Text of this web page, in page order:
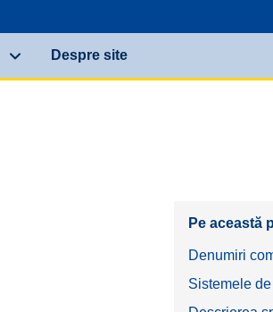
Despre site
Pe această
Denumiri
Sistemele